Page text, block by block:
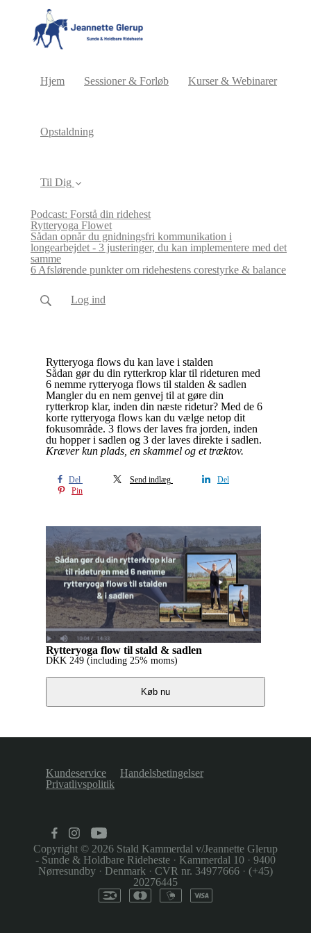
Hjem Sessioner & Forløb Kurser & Webinarer
Opstaldning
Til Dig
Podcast: Forstå din ridehest
Rytteryoga Flowet
Sådan opnår du gnidningsfri kommunikation i
longearbejdet - 3 justeringer, du kan implementere med det
samme
6 Afslørende punkter om ridehestens corestyrke & balance
Log ind
Rytteryoga flows du kan lave i stalden
Sådan gør du din rytterkrop klar til rideturen med
6 nemme rytteryoga flows til stalden & sadlen
Mangler du en nem genvej til at gøre din
rytterkrop klar, inden din næste ridetur? Med de 6
korte rytteryoga flows kan du vælge netop dit
fokusområde. 3 flows der laves fra jorden, inden
du hopper i sadlen og 3 der laves direkte i sadlen.
Kræver kun plads, en skammel og et træktov.
Del Send indlæg
Del
Pin
Rytteryoga flow til stald & sadlen
DKK 249 (including 25% moms)
Køb nu
Kundeservice
Handelsbetingelser
Privatlivspolitik
Copyright © 2026 Stald Kammerdal v/Jeannette Glerup
- Sunde & Holdbare Rideheste · Kammerdal 10 · 9400
Nørresundby · Denmark · CVR nr. 34977666 · (+45)
20276445